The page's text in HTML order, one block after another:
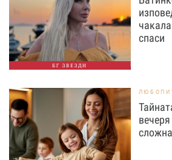
БГ ЗВЕЗДИ
спаси